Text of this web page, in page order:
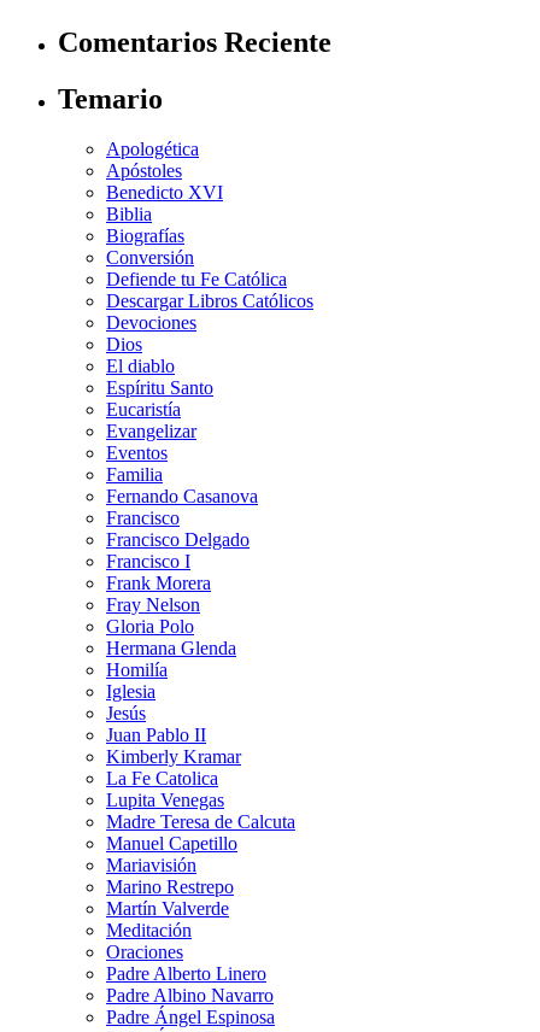
Comentarios Reciente
Temario
Apologética
Apóstoles
Benedicto XVI
Biblia
Biografías
Conversión
Defiende tu Fe Católica
Descargar Libros Católicos
Devociones
Dios
El diablo
Espíritu Santo
Eucaristía
Evangelizar
Eventos
Familia
Fernando Casanova
Francisco
Francisco Delgado
Francisco I
Frank Morera
Fray Nelson
Gloria Polo
Hermana Glenda
Homilía
Iglesia
Jesús
Juan Pablo II
Kimberly Kramar
La Fe Catolica
Lupita Venegas
Madre Teresa de Calcuta
Manuel Capetillo
Mariavisión
Marino Restrepo
Martín Valverde
Meditación
Oraciones
Padre Alberto Linero
Padre Albino Navarro
Padre Ángel Espinosa